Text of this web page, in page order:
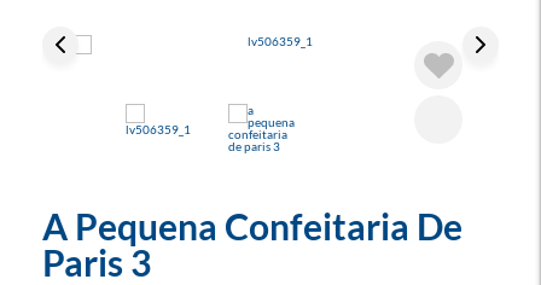
A Pequena Confeitaria De
Paris 3